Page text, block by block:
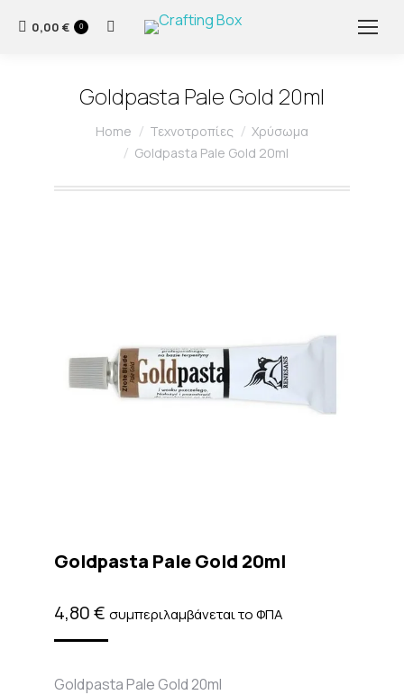
0,00 € 0 Search:
Goldpasta Pale Gold 20ml
You are here:
Home Τεχνοτροπίες
Χρύσωμα
Goldpasta Pale Gold 20ml
Goldpasta Pale Gold 20ml
4,80€ συμπεριλαμβάνεται το ΦΠΑ
Goldpasta Pale Gold 20ml